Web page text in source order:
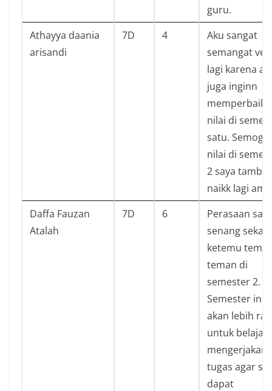
guru.
Athayya daania
arisandi
7D 4
Aku sangat
semangat
lagi karena
juga inginn
memperbaiki
nilai di
satu. Semoga
nilai di
2 saya
naikk lagi
Daffa Fauzan
Atalah
7D 6
Perasaan
senang sekali
ketemu
teman di
semester 2.
Semester ini
akan lebih
untuk belajar
mengerjakan
tugas agar
dapat